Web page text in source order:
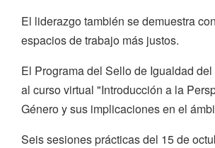
El liderazgo también se demuestra
espacios de trabajo más justos.
El Programa del Sello de Igualdad
al curso virtual "Introducción a la
Género y sus implicaciones en el
Seis sesiones prácticas del 15 de